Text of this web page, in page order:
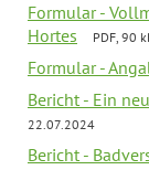
Formular -
Hortes
PDF, 90
Formular -
Bericht - Ein
22.07.2024
Bericht -